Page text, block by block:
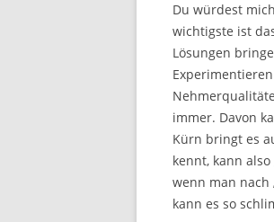
Du würdest
wichtigste ist
Lösungen
immer. Davon
Kürn bringt es
kennt, kann
wenn man nach
kann es so